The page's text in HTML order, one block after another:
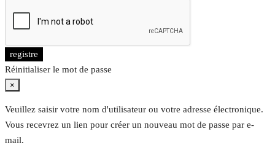
registre
Réinitialiser le mot de passe
×
Veuillez saisir votre nom d'utilisateur ou votre adresse électronique.
Vous recevrez un lien pour créer un nouveau mot de passe par e-
mail.